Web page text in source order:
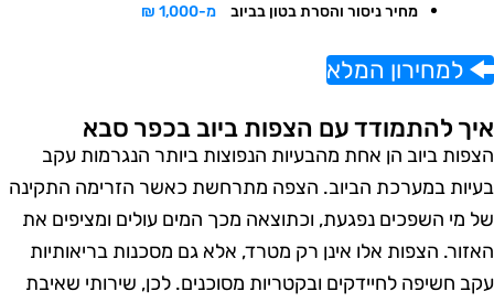
מחיר ניסור והסרת בטון בביוב
מ-1,000 ₪
למחירון המלא
להתמודד עם הצפות ביוב בכפר סבא
ביוב הן אחת מהבעיות הנפוצות ביותר הנגרמות עקב
במערכת הביוב. הצפה מתרחשת כאשר הזרימה התקינה
מי השפכים נפגעת, וכתוצאה מכך המים עולים ומציפים את
הצפות אלו אינן רק מטרד, אלא גם מסכנות בריאותיות
חשיפה לחיידקים ובקטריות מסוכנים. לכן, שירותי שאיבת